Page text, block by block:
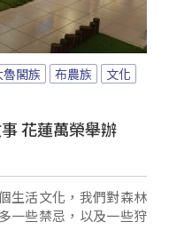
魯閣族 布農族
文化
花蓮萬榮舉辦
生活文化，我們對森林
一些禁忌，以及一些狩